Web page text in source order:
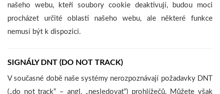
našeho webu, kteří soubory cookie deaktivují, budou moci
procházet určité oblasti našeho webu, ale některé funkce
nemusí být k dispozici.
SIGNÁLY DNT (DO NOT TRACK)
V současné době naše systémy nerozpoznávají požadavky DNT
(„do not track“ – angl. „nesledovat“) prohlížečů. Můžete však